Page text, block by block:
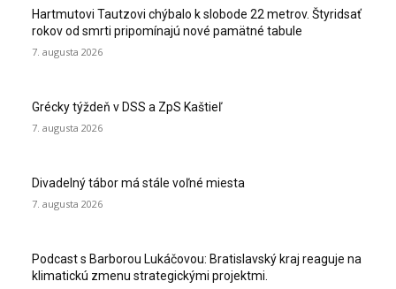
Hartmutovi Tautzovi chýbalo k slobode 22 metrov. Štyridsať
rokov od smrti pripomínajú nové pamätné tabule
7. augusta 2026
Grécky týždeň v DSS a ZpS Kaštieľ
7. augusta 2026
Divadelný tábor má stále voľné miesta
7. augusta 2026
Podcast s Barborou Lukáčovou: Bratislavský kraj reaguje na
klimatickú zmenu strategickými projektmi.